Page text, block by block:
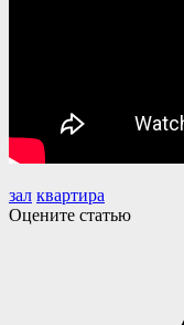
зал квартира
Оцените статью